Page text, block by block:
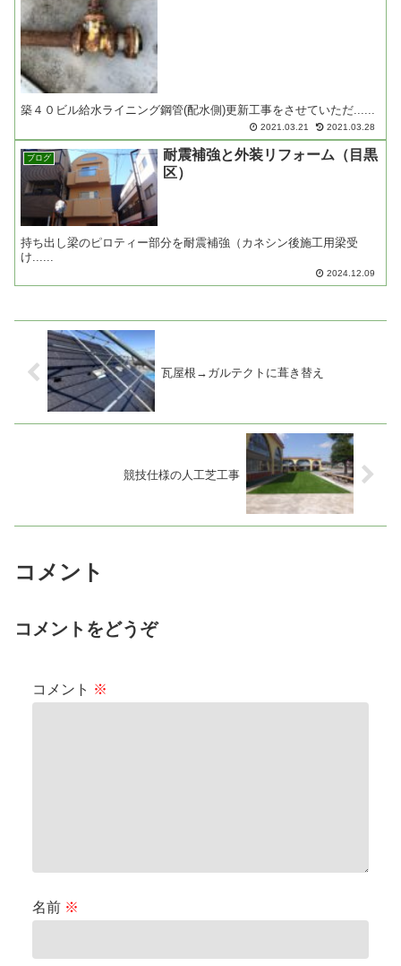
築４０ビル給水ライニング鋼管(配水側)更新工事をさせていただ......
2021.03.21 2021.03.28
ブログ
耐震補強と外装リフォーム（目黒
区）
持ち出し梁のピロティー部分を耐震補強（カネシン後施工用梁受
け......
2024.12.09
瓦屋根→ガルテクトに葺き替え
競技仕様の人工芝工事
コメント
コメントをどうぞ
コメント ※
名前 ※